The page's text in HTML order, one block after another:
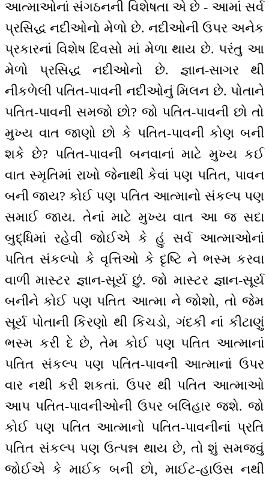
આત્માઓનાં સંગઠનની વિશેષતા એ છે - આમાં સર્વ
પ્રસિદ્ધ નદીઓનો મેળો છે. નદીઓની ઉપર અનેક
પ્રકારનાં વિશેષ દિવસો માં મેળા થાય છે. પરંતુ આ
મેળો પ્રસિદ્ધ નદીઓનો છે. જ્ઞાન-સાગર થી
નીકળેલી પતિત-પાવની નદીઓનું મિલન છે. પોતાને
પતિત-પાવની સમજો છો? જો પતિત-પાવની છો તો
મુખ્ય વાત જાણો છો કે પતિત-પાવની કોણ બની
શકે છે? પતિત-પાવની બનવાનાં માટે મુખ્ય કઈ
વાત સ્મૃતિમાં રાખો જેનાથી કેવાં પણ પતિત, પાવન
બની જાય? કોઈ પણ પતિત આત્માનો સંકલ્પ પણ
સમાઈ જાય. તેનાં માટે મુખ્ય વાત આ જ સદા
બુદ્ધિમાં રહેવી જોઈએ કે હું સર્વ આત્માઓનાં
પતિત સંકલ્પો કે વૃત્તિઓ કે દૃષ્ટિ ને ભસ્મ કરવા
વાળી માસ્ટર જ્ઞાન-સૂર્ય છું. જો માસ્ટર જ્ઞાન-સૂર્ય
બનીને કોઈ પણ પતિત આત્મા ને જોશો, તો જેમ
સૂર્ય પોતાની કિરણો થી કિચડો, ગંદકી નાં કીટાણું
ભસ્મ કરી દે છે, તેમ કોઈ પણ પતિત આત્માનાં
પતિત સંકલ્પ પણ પતિત-પાવની આત્માનાં ઉપર
વાર નથી કરી શકતાં. ઉપર થી પતિત આત્માઓ
આપ પતિત-પાવનીઓની ઉપર બલિહાર જશે. જો
કોઈ પણ પતિત આત્માનો પતિત-પાવનીનાં પ્રતિ
પતિત સંકલ્પ પણ ઉત્પન્ન થાય છે, તો શું સમજવું
જોઈએ કે માઈક બની છો, માઈટ-હાઉસ નથી